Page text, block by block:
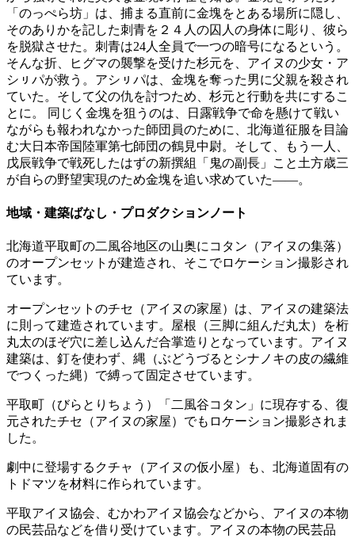
「のっぺら坊」は、捕まる直前に金塊をとある場所に隠し、
そのありかを記した刺青を２４人の囚人の身体に彫り、彼ら
を脱獄させた。刺青は24人全員で一つの暗号になるという。
そんな折、ヒグマの襲撃を受けた杉元を、アイヌの少女・ア
シㇼパが救う。アシㇼパは、金塊を奪った男に父親を殺され
ていた。そして父の仇を討つため、杉元と行動を共にするこ
とに。 同じく金塊を狙うのは、日露戦争で命を懸けて戦い
ながらも報われなかった師団員のために、北海道征服を目論
む大日本帝国陸軍第七師団の鶴見中尉。そして、もう一人、
戊辰戦争で戦死したはずの新撰組「鬼の副長」こと土方歳三
が自らの野望実現のため金塊を追い求めていた――。
地域・建築ばなし・プロダクションノート
北海道平取町の二風谷地区の山奥にコタン（アイヌの集落）
のオープンセットが建造され、そこでロケーション撮影され
ています。
オープンセットのチセ（アイヌの家屋）は、アイヌの建築法
に則って建造されています。屋根（三脚に組んだ丸太）を桁
丸太のほぞ穴に差し込んだ合掌造りとなっています。アイヌ
建築は、釘を使わず、縄（ぶどうづるとシナノキの皮の繊維
でつくった縄）で縛って固定させています。
平取町（びらとりちょう）「二風谷コタン」に現存する、復
元されたチセ（アイヌの家屋）でもロケーション撮影されま
した。
劇中に登場するクチャ（アイヌの仮小屋）も、北海道固有の
トドマツを材料に作られています。
平取アイヌ協会、むかわアイヌ協会などから、アイヌの本物
の民芸品などを借り受けています。アイヌの本物の民芸品